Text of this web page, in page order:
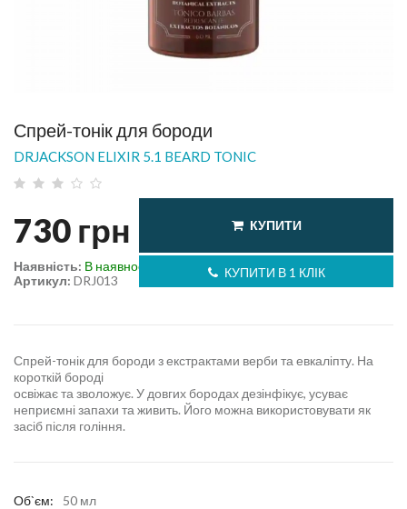
Спрей-тонік для бороди
DRJACKSON ELIXIR 5.1 BEARD TONIC
730 грн КУПИТИ
КУПИТИ В 1 КЛІК
Артикул: DRJ013
Наявність: В наявності
Спрей-тонік для бороди з екстрактами верби та евкаліпту. На
короткій бороді
освіжає та зволожує. У довгих бородах дезінфікує, усуває
неприємні запахи та живить. Його можна використовувати як
засіб після гоління.
Об`єм: 50 мл